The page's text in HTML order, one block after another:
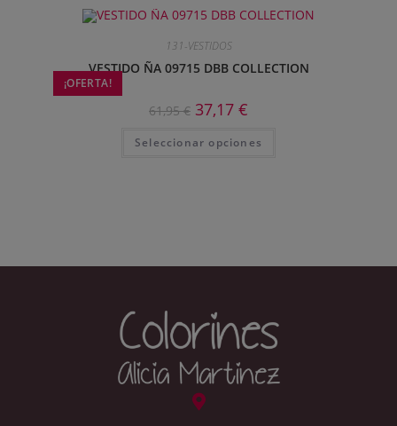
¡OFERTA!
131-VESTIDOS
VESTIDO ÑA 09715 DBB COLLECTION
61,95€ 37,17 €
Seleccionar opciones